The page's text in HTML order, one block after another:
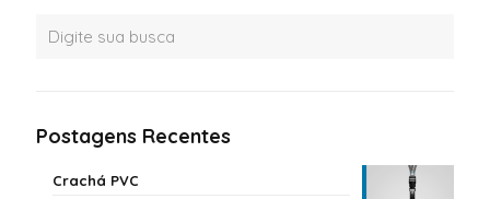
Postagens Recentes
Crachá PVC